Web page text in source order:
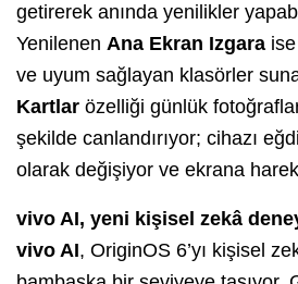
getirerek anında yenilikler
Yenilenen Ana Ekran Izgara
ve uyum sağlayan klasörler
Kartlar özelliği günlük
şekilde canlandırıyor; cihazı
olarak değişiyor ve ekrana
vivo AI, yeni kişisel zekâ
vivo AI, OriginOS 6’yı kişisel